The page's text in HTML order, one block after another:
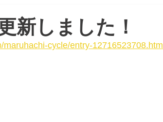
新しました！
maruhachi-cycle/entry-12716523708.html